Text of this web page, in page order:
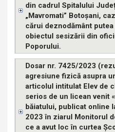
din cadrul Spitalului
„Mavromati” Botoșani,
cărui deznodământ
obiectul sesizării din
Poporului.
Dosar nr. 7425/2023
agresiune fizică asupra
articolul intitulat Elev de
serios de un licean venit
băiatului, publicat online
2023 în ziarul Monitorul
ce a avut loc în curtea